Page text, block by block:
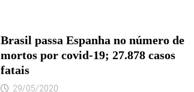
Brasil passa Espanha no número de
mortos por covid-19; 27.878 casos
fatais
29/05/2020